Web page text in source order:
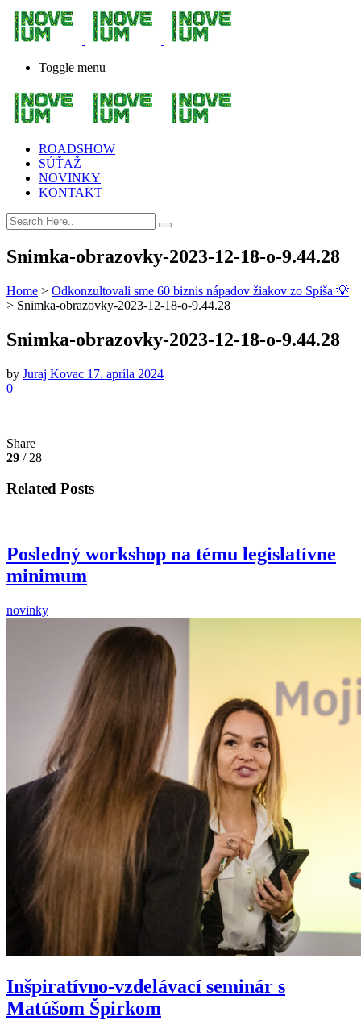
Toggle menu
ROADSHOW
SÚŤAŽ
NOVINKY
KONTAKT
Snimka-obrazovky-2023-12-18-o-9.44.28
Home > Odkonzultovali sme 60 biznis nápadov žiakov zo Spiša 💡
> Snimka-obrazovky-2023-12-18-o-9.44.28
Snimka-obrazovky-2023-12-18-o-9.44.28
by Juraj Kovac 17. apríla 2024
0
Share
29 / 28
Related Posts
Posledný workshop na tému legislatívne
minimum
novinky
Inšpiratívno-vzdelávací seminár s
Matúšom Špirkom